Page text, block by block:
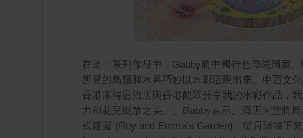
在這一系列作品中，Gabby將中國特色傳統圖案
所見的鳥類和水果巧妙以水彩活現出來。中西文
香港康得思酒店與香港觀眾分享我的水彩作品，
力和花兒綻放之美。」Gabby表示。酒店大堂將
式庭園 (Roy and Emma’s Garden)、從月球掉下